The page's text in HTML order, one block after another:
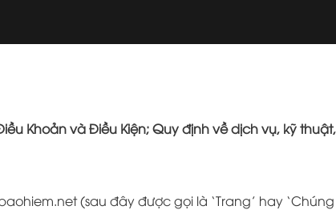
Khoản và Điều Kiện; Quy định về dịch vụ, kỹ
(sau đây được gọi là ‘Trang’ hay